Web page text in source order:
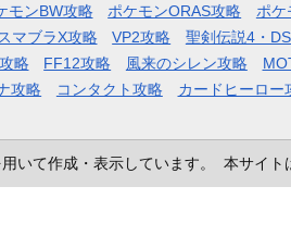
モンBW攻略 ポケモンORAS攻略 ポケ
スマブラX攻略 VP2攻略 聖剣伝説4・
略 FF12攻略 風来のシレン攻略
攻略 コンタクト攻略 カードヒーロー
いて作成・表示しています。 本サイト